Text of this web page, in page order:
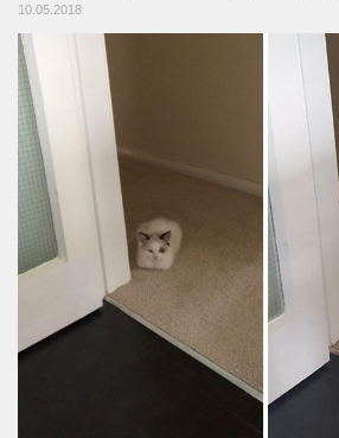
10.05.2018